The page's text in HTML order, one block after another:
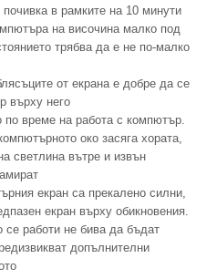
в рамките на 10 минути
на височина малко под
трябва да е не по-малко
от екрана е добре да се
върху него
по време на работа с компютър.
око засяга хората,
светлина вътре и извън
екран са прекалено силни,
екран върху обикновения.
се работи не бива да бъдат
допълнителни